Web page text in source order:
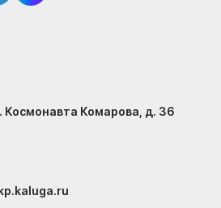
Космонавта Комарова, д. 36